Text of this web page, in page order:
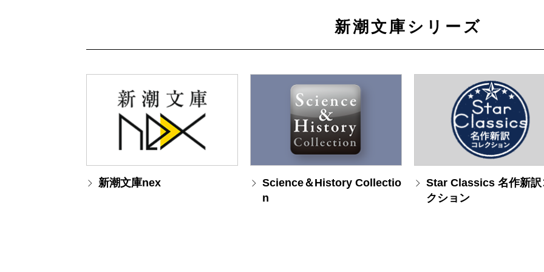
新潮文庫シリーズ
新潮文庫nex
Science＆History Collectio
n
Star Classics 名作新訳
クション